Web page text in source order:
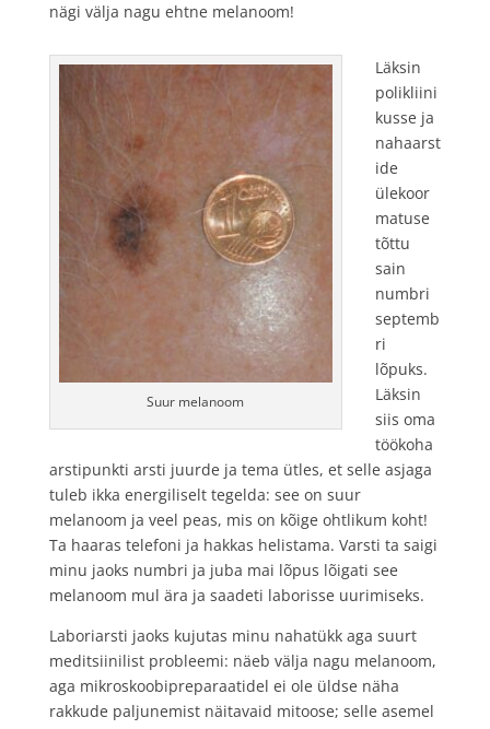
nägi välja nagu ehtne melanoom!
Suur melanoom
Läksin
polikliini
kusse ja
nahaarst
ide
ülekoor
matuse
tõttu
sain
numbri
septemb
ri
lõpuks.
Läksin
siis oma
töökoha
arstipunkti arsti juurde ja tema ütles, et selle asjaga
tuleb ikka energiliselt tegelda: see on suur
melanoom ja veel peas, mis on kõige ohtlikum koht!
Ta haaras telefoni ja hakkas helistama. Varsti ta saigi
minu jaoks numbri ja juba mai lõpus lõigati see
melanoom mul ära ja saadeti laborisse uurimiseks.
Laboriarsti jaoks kujutas minu nahatükk aga suurt
meditsiinilist probleemi: näeb välja nagu melanoom,
aga mikroskoobipreparaatidel ei ole üldse näha
rakkude paljunemist näitavaid mitoose; selle asemel